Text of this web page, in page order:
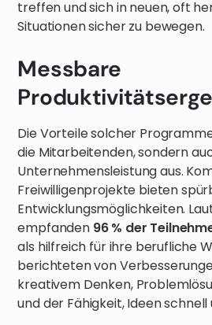
treffen und sich in neuen, oft
Situationen sicher zu bewegen.
Messbare
Die Vorteile solcher
die Mitarbeitenden, sondern
Unternehmensleistung aus.
Freiwilligenprojekte bieten
Entwicklungsmöglichkeiten.
empfanden 96 % der
als hilfreich für ihre berufliche
berichteten von
kreativem Denken,
und der Fähigkeit, Ideen